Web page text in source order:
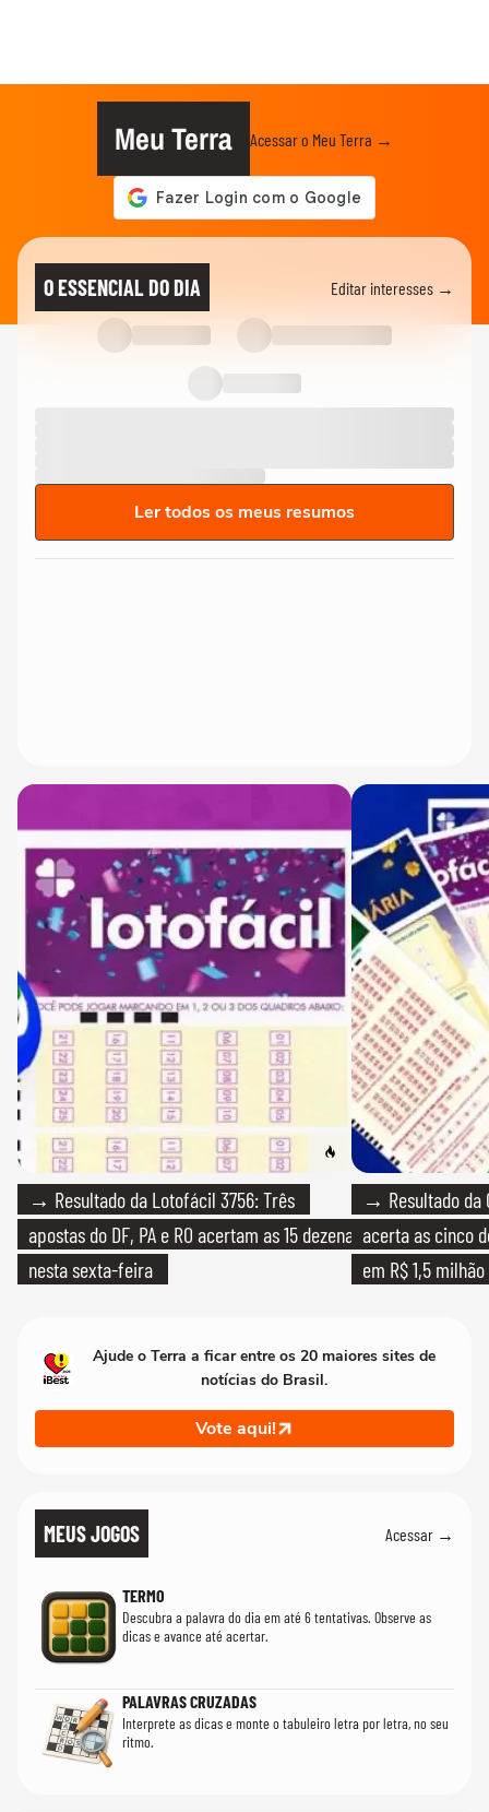
Meu Terra Acessar o Meu Terra →
O ESSENCIAL DO DIA Editar interesses →
Ler todos os meus resumos
→ Resultado da Lotofácil 3756: Três
apostas do DF, PA e RO acertam as 15 dezenas
nesta sexta-feira
→ Resultado da
acerta as cinco
em R$ 1,5 milhão
Ajude o Terra a ficar entre os 20 maiores sites de
notícias do Brasil.
Vote aqui!
MEUS JOGOS Acessar →
TERMO
Descubra a palavra do dia em até 6 tentativas. Observe as
dicas e avance até acertar.
PALAVRAS CRUZADAS
Interprete as dicas e monte o tabuleiro letra por letra, no seu
ritmo.